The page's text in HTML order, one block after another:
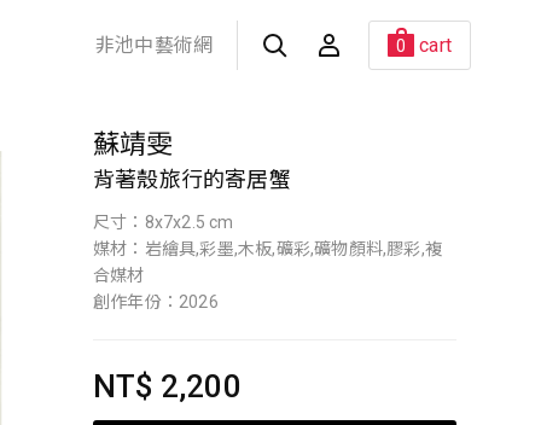
非池中藝術網 0 cart
蘇靖雯
背著殼旅行的寄居蟹
尺寸：8x7x2.5 cm
媒材：岩繪具,彩墨,木板,礦彩,礦物顏料,膠彩,複
合媒材
創作年份：2026
NT$ 2,200